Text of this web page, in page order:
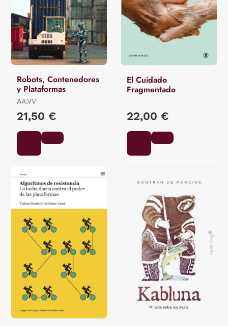
Robots, Contenedores
y Plataformas
AA.VV
21,50 €
El Cuidado
Fragmentado
22,00 €